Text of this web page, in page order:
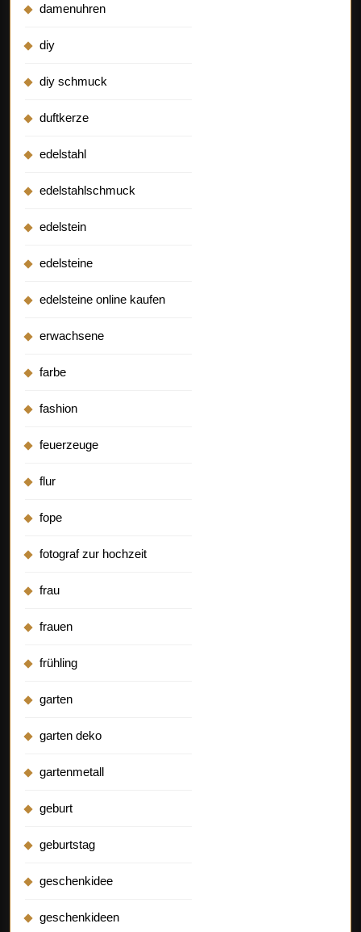
damenuhren
diy
diy schmuck
duftkerze
edelstahl
edelstahlschmuck
edelstein
edelsteine
edelsteine online kaufen
erwachsene
farbe
fashion
feuerzeuge
flur
fope
fotograf zur hochzeit
frau
frauen
frühling
garten
garten deko
gartenmetall
geburt
geburtstag
geschenkidee
geschenkideen